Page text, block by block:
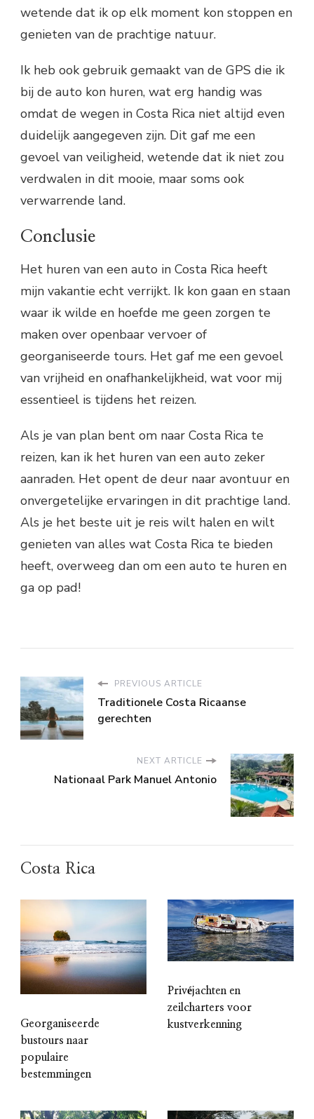
wetende dat ik op elk moment kon stoppen en
genieten van de prachtige natuur.
Ik heb ook gebruik gemaakt van de GPS die ik
bij de auto kon huren, wat erg handig was
omdat de wegen in Costa Rica niet altijd even
duidelijk aangegeven zijn. Dit gaf me een
gevoel van veiligheid, wetende dat ik niet zou
verdwalen in dit mooie, maar soms ook
verwarrende land.
Conclusie
Het huren van een auto in Costa Rica heeft
mijn vakantie echt verrijkt. Ik kon gaan en staan
waar ik wilde en hoefde me geen zorgen te
maken over openbaar vervoer of
georganiseerde tours. Het gaf me een gevoel
van vrijheid en onafhankelijkheid, wat voor mij
essentieel is tijdens het reizen.
Als je van plan bent om naar Costa Rica te
reizen, kan ik het huren van een auto zeker
aanraden. Het opent de deur naar avontuur en
onvergetelijke ervaringen in dit prachtige land.
Als je het beste uit je reis wilt halen en wilt
genieten van alles wat Costa Rica te bieden
heeft, overweeg dan om een auto te huren en
ga op pad!
PREVIOUS ARTICLE
Traditionele Costa Ricaanse
gerechten
NEXT ARTICLE
Nationaal Park Manuel Antonio
Costa Rica
Georganiseerde
bustours naar
populaire
bestemmingen
Privéjachten en
zeilcharters voor
kustverkenning